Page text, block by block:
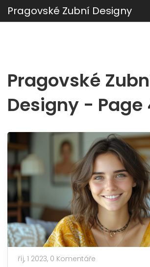
Pragovské Zubní Designy
Pragovské
Designy - Page
říj, 1 2023, 0 Komentáře